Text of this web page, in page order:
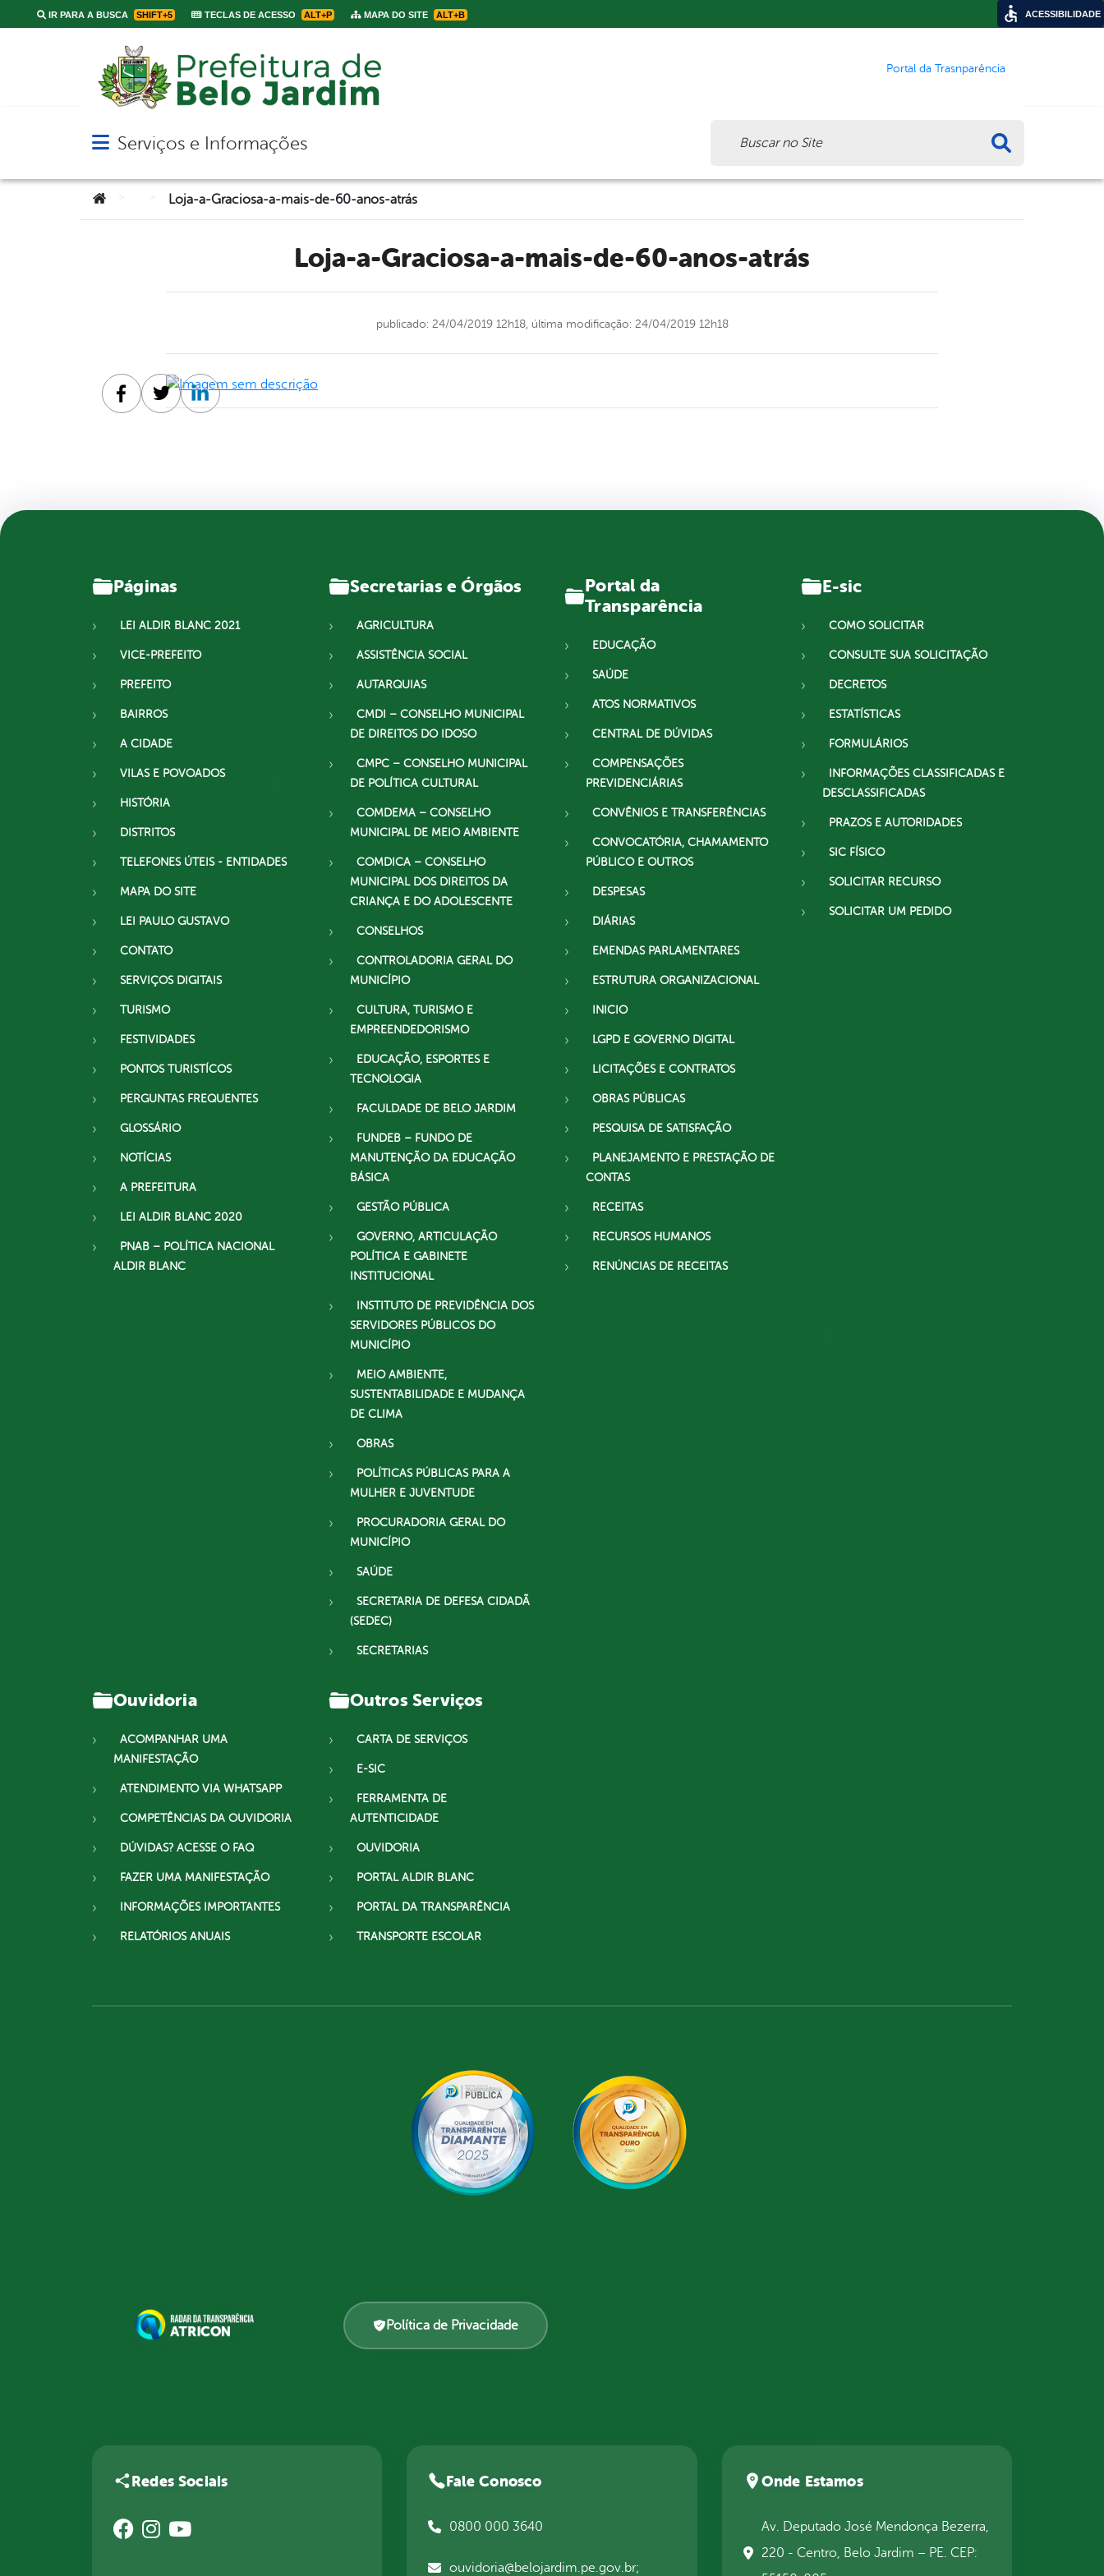
IR PARA A BUSCA SHIFT+5 TECLAS DE ACESSO ALT+P MAPA DO SITE ALT+B
Portal da Trasnparência
Abrir menu principal de navegação
Serviços e Informações
Você está aqui:Loja-a-Graciosa-a-mais-de-60-anos-atrás
Loja-a-Graciosa-a-mais-de-60-anos-atrás
publicado: 24/04/2019 12h18, última modificação: 24/04/2019 12h18
Facebook
TwitterLinkedin
Páginas
LEI ALDIR BLANC 2021
VICE-PREFEITO
PREFEITO
BAIRROS
A CIDADE
VILAS E POVOADOS
HISTÓRIA
DISTRITOS
TELEFONES ÚTEIS - ENTIDADES
MAPA DO SITE
LEI PAULO GUSTAVO
CONTATO
SERVIÇOS DIGITAIS
TURISMO
FESTIVIDADES
PONTOS TURISTÍCOS
PERGUNTAS FREQUENTES
GLOSSÁRIO
NOTÍCIAS
A PREFEITURA
LEI ALDIR BLANC 2020
PNAB – POLÍTICA NACIONAL
ALDIR BLANC
Secretarias e Órgãos
AGRICULTURA
ASSISTÊNCIA SOCIAL
AUTARQUIAS
CMDI – CONSELHO MUNICIPAL
DE DIREITOS DO IDOSO
CMPC – CONSELHO MUNICIPAL
DE POLÍTICA CULTURAL
COMDEMA – CONSELHO
MUNICIPAL DE MEIO AMBIENTE
COMDICA – CONSELHO
MUNICIPAL DOS DIREITOS DA
CRIANÇA E DO ADOLESCENTE
CONSELHOS
CONTROLADORIA GERAL DO
MUNICÍPIO
CULTURA, TURISMO E
EMPREENDEDORISMO
EDUCAÇÃO, ESPORTES E
TECNOLOGIA
FACULDADE DE BELO JARDIM
FUNDEB – FUNDO DE
MANUTENÇÃO DA EDUCAÇÃO
BÁSICA
GESTÃO PÚBLICA
GOVERNO, ARTICULAÇÃO
POLÍTICA E GABINETE
INSTITUCIONAL
INSTITUTO DE PREVIDÊNCIA DOS
SERVIDORES PÚBLICOS DO
MUNICÍPIO
MEIO AMBIENTE,
SUSTENTABILIDADE E MUDANÇA
DE CLIMA
OBRAS
POLÍTICAS PÚBLICAS PARA A
MULHER E JUVENTUDE
PROCURADORIA GERAL DO
MUNICÍPIO
SAÚDE
SECRETARIA DE DEFESA CIDADÃ
(SEDEC)
SECRETARIAS
Portal da
Transparência
EDUCAÇÃO
SAÚDE
ATOS NORMATIVOS
CENTRAL DE DÚVIDAS
COMPENSAÇÕES
PREVIDENCIÁRIAS
CONVÊNIOS E TRANSFERÊNCIAS
CONVOCATÓRIA, CHAMAMENTO
PÚBLICO E OUTROS
DESPESAS
DIÁRIAS
EMENDAS PARLAMENTARES
ESTRUTURA ORGANIZACIONAL
INICIO
LGPD E GOVERNO DIGITAL
LICITAÇÕES E CONTRATOS
OBRAS PÚBLICAS
PESQUISA DE SATISFAÇÃO
PLANEJAMENTO E PRESTAÇÃO DE
CONTAS
RECEITAS
RECURSOS HUMANOS
RENÚNCIAS DE RECEITAS
E-sic
COMO SOLICITAR
CONSULTE SUA SOLICITAÇÃO
DECRETOS
ESTATÍSTICAS
FORMULÁRIOS
INFORMAÇÕES CLASSIFICADAS E
DESCLASSIFICADAS
PRAZOS E AUTORIDADES
SIC FÍSICO
SOLICITAR RECURSO
SOLICITAR UM PEDIDO
Ouvidoria
ACOMPANHAR UMA
MANIFESTAÇÃO
ATENDIMENTO VIA WHATSAPP
COMPETÊNCIAS DA OUVIDORIA
DÚVIDAS? ACESSE O FAQ
FAZER UMA MANIFESTAÇÃO
INFORMAÇÕES IMPORTANTES
RELATÓRIOS ANUAIS
Outros Serviços
CARTA DE SERVIÇOS
E-SIC
FERRAMENTA DE
AUTENTICIDADE
OUVIDORIA
PORTAL ALDIR BLANC
PORTAL DA TRANSPARÊNCIA
TRANSPORTE ESCOLAR
Política de Privacidade
Redes Sociais Fale Conosco
0800 000 3640
ouvidoria@belojardim.pe.gov.br;
Onde Estamos
Av. Deputado José Mendonça Bezerra,
220 - Centro, Belo Jardim – PE. CEP:
ACESSIBILIDADE